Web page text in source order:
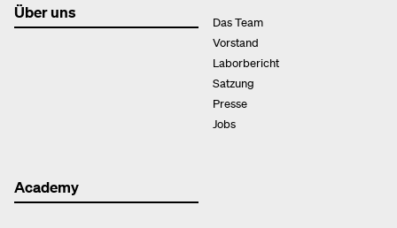
Über uns
Das Team
Vorstand
Laborbericht
Satzung
Presse
Jobs
Academy